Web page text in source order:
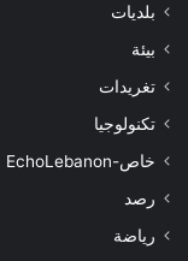
بلديات
بيئة
تغريدات
تكنولوجيا
خاص-EchoLebanon
رصد
رياضة